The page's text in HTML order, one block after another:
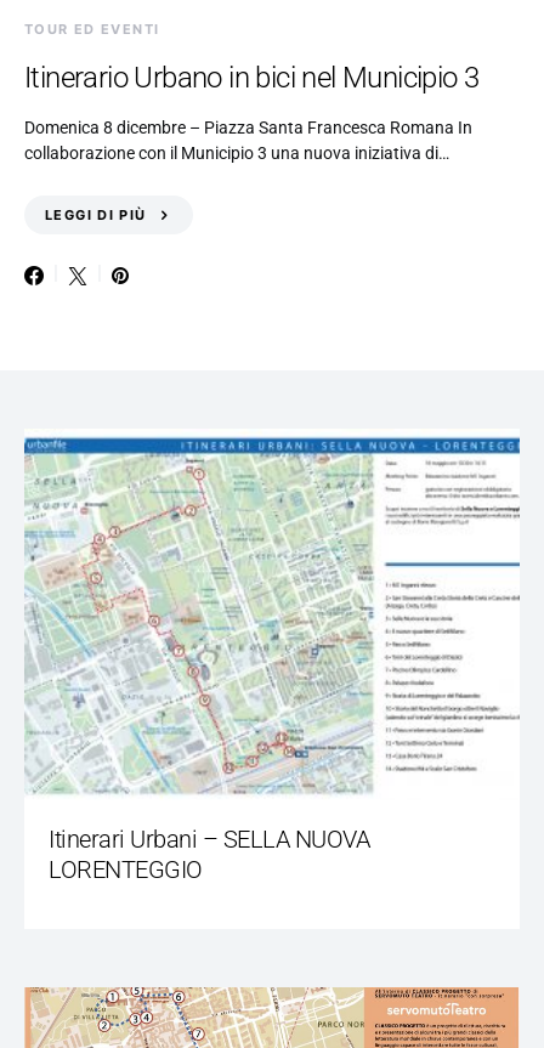
TOUR ED EVENTI
Itinerario Urbano in bici nel Municipio 3
Domenica 8 dicembre – Piazza Santa Francesca Romana In
collaborazione con il Municipio 3 una nuova iniziativa di…
LEGGI DI PIÙ
Itinerari Urbani – SELLA NUOVA
LORENTEGGIO